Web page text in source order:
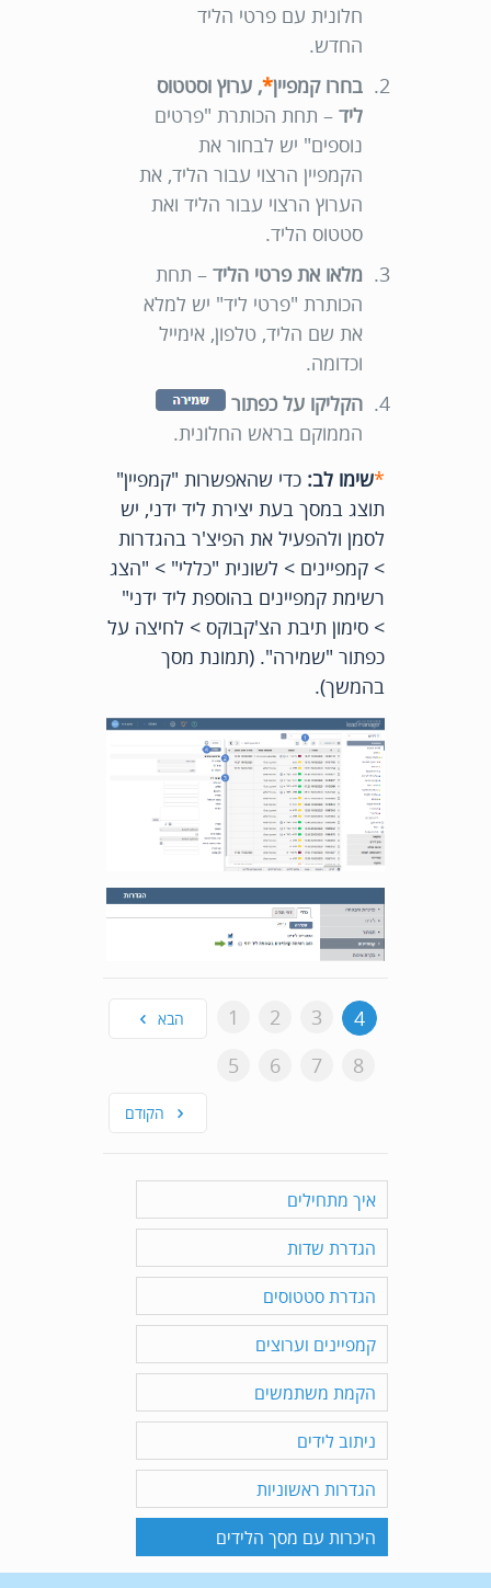
חלונית עם פרטי הליד
החדש.
בחרוקמפיין*
, ערוץ וסטטוס
ליד – תחת הכותרת "פרטים
נוספים" יש לבחור את
הקמפיין הרצוי עבור הליד, את
הערוץ הרצוי עבור הליד ואת
סטטוס הליד.
מלאו את פרטי הליד– תחת
הכותרת "פרטי ליד" יש למלא
את שם הליד, טלפון, אימייל
וכדומה.
הקליקו על כפתור
הממוקם בראש החלונית.
*שימו לב: כדי שהאפשרות "קמפיין"
תוצג במסך בעת יצירת ליד ידני, יש
לסמן ולהפעיל את הפיצ'ר בהגדרות
> קמפיינים > לשונית "כללי" > "הצג
רשימת קמפיינים בהוספת ליד ידני"
> סימון תיבת הצ'קבוקס > לחיצה על
כפתור "שמירה". (תמונת מסך
בהמשך).
הבא 1 2 3
4
5
6 7 8
הקודם
איך מתחילים
הגדרת שדות
הגדרת סטטוסים
קמפיינים וערוצים
הקמת משתמשים
ניתוב לידים
הגדרות ראשוניות
היכרות עם מסך הלידים